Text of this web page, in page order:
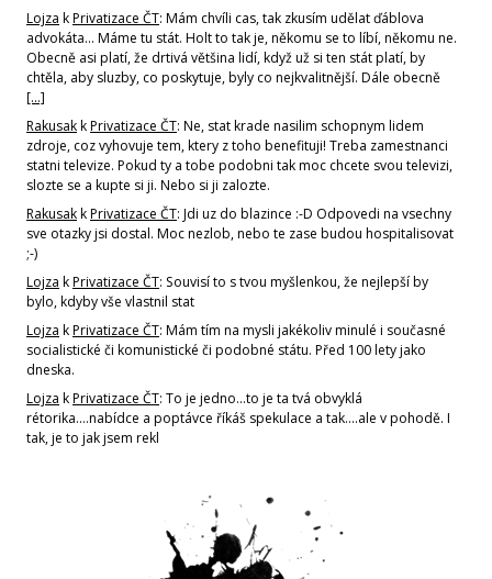
Lojza kPrivatizace ČT: Mám chvíli cas, tak zkusím udělat ďáblova
advokáta... Máme tu stát. Holt to tak je, někomu se to líbí, někomu ne.
Obecně asi platí, že drtivá většina lidí, když už si ten stát platí, by
chtěla, aby sluzby, co poskytuje, byly co nejkvalitnější. Dále obecně
[…]
RakusakkPrivatizace ČT: Ne, stat krade nasilim schopnym lidem
zdroje, coz vyhovuje tem, ktery z toho benefituji! Treba zamestnanci
statni televize. Pokud ty a tobe podobni tak moc chcete svou televizi,
slozte se a kupte si ji. Nebo si ji zalozte.
RakusakkPrivatizace ČT: Jdi uz do blazince :-D Odpovedi na vsechny
sve otazky jsi dostal. Moc nezlob, nebo te zase budou hospitalisovat
;-)
Lojza kPrivatizace ČT: Souvisí to s tvou myšlenkou, že nejlepší by
bylo, kdyby vše vlastnil stat
Lojza kPrivatizace ČT: Mám tím na mysli jakékoliv minulé i současné
socialistické či komunistické či podobné státu. Před 100 lety jako
dneska.
Lojza kPrivatizace ČT: To je jedno...to je ta tvá obvyklá
rétorika....nabídce a poptávce říkáš spekulace a tak....ale v pohodě. I
tak, je to jak jsem rekl